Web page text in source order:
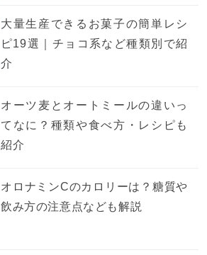
大量生産できるお菓子の簡単レシ
ピ19選｜チョコ系など種類別で紹
介
オーツ麦とオートミールの違いっ
てなに？種類や食べ方・レシピも
紹介
オロナミンCのカロリーは？糖質や
飲み方の注意点なども解説